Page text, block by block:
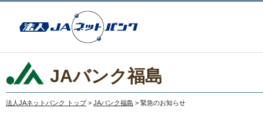
JAバンク福島
法人JAネットバンク トップ > JAバンク福島 > 緊急のお知らせ